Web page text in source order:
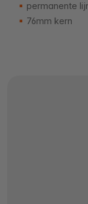
permanente
76mm kern